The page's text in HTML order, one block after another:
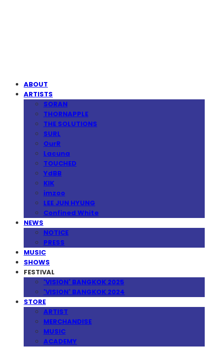
ABOUT
ARTISTS
SORAN
THORNAPPLE
THE SOLUTIONS
SURL
OurR
Lacuna
TOUCHED
YdBB
KIK
imzoo
LEE JUN HYUNG
Confined White
NEWS
NOTICE
PRESS
MUSIC
SHOWS
FESTIVAL
'VISION' BANGKOK 2025
'VISION' BANGKOK 2024
STORE
ARTIST
MERCHANDISE
MUSIC
ACADEMY